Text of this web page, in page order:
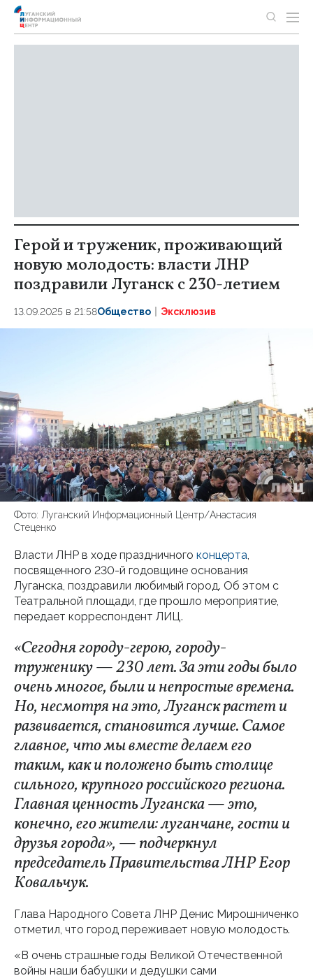
Герой и труженик, проживающий
новую молодость: власти ЛНР
поздравили Луганск с 230-летием
13.09.2025 в 21:58Общество Эксклюзив
Фото: Луганский Информационный Центр/Анастасия
Стеценко
Власти ЛНР в ходе праздничного концерта,
посвященного 230-й годовщине основания
Луганска, поздравили любимый город. Об этом с
Театральной площади, где прошло мероприятие,
передает корреспондент ЛИЦ.
«Сегодня городу-герою, городу-
труженику — 230 лет. За эти годы было
очень многое, были и непростые времена.
Но, несмотря на это, Луганск растет и
развивается, становится лучше. Самое
главное, что мы вместе делаем его
таким, как и положено быть столице
сильного, крупного российского региона.
Главная ценность Луганска — это,
конечно, его жители: луганчане, гости и
друзья города», — подчеркнул
председатель Правительства ЛНР Егор
Ковальчук.
Глава Народного Совета ЛНР Денис Мирошниченко
отметил, что город переживает новую молодость.
«В очень страшные годы Великой Отечественной
войны наши бабушки и дедушки сами